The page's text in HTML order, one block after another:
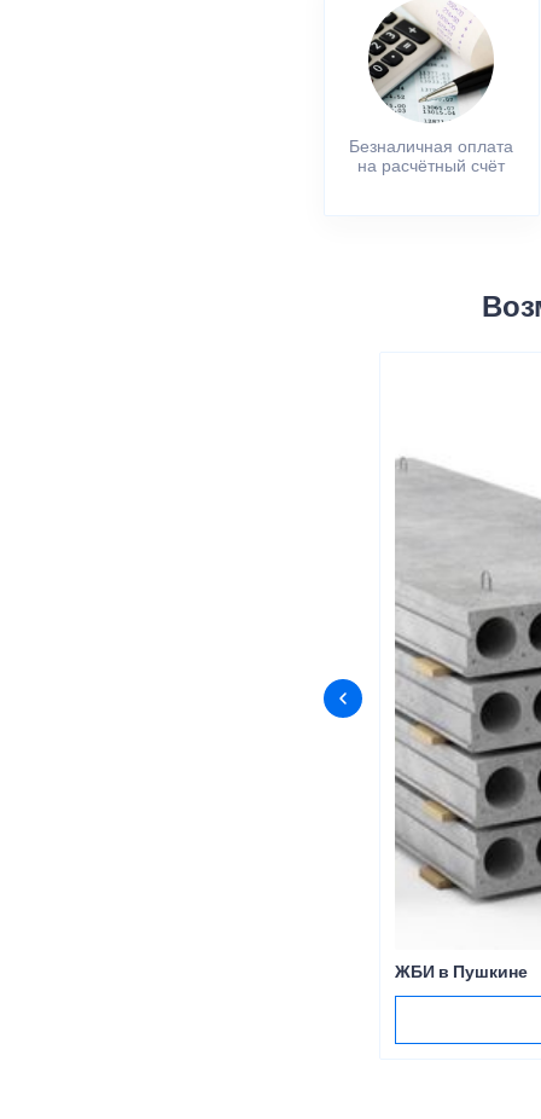
Безналичная оплата
на расчётный счёт
ЖБИ в Пушкине